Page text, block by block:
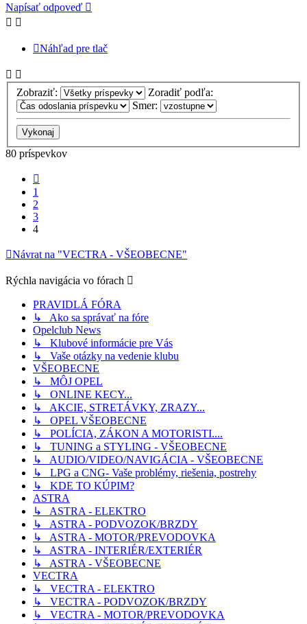
Napísať odpoveď
Náhľad pre tlač
Zobraziť:
Zoradiť podľa:
Smer:
80 príspevkov
1
2
3
4
Návrat na "VECTRA - VŠEOBECNE"
Rýchla navigácia vo fórach
PRAVIDLÁ FÓRA
↳ Ako sa správať na fóre
Opelclub News
↳ Klubové informácie pre Vás
↳ Vaše otázky na vedenie klubu
VŠEOBECNE
↳ MÔJ OPEL
↳ ONLINE KECY...
↳ AKCIE, STRETÁVKY, ZRAZY...
↳ OPEL VŠEOBECNE
↳ POLÍCIA, ZÁKON A MOTORISTI....
↳ TUNING a STYLING - VŠEOBECNE
↳ AUDIO/VIDEO/NAVIGÁCIA - VŠEOBECNE
↳ LPG a CNG- Vaše problémy, riešenia, postrehy
↳ KDE TO KÚPIM?
ASTRA
↳ ASTRA - ELEKTRO
↳ ASTRA - PODVOZOK/BRZDY
↳ ASTRA - MOTOR/PREVODOVKA
↳ ASTRA - INTERIÉR/EXTERIÉR
↳ ASTRA - VŠEOBECNE
VECTRA
↳ VECTRA - ELEKTRO
↳ VECTRA - PODVOZOK/BRZDY
↳ VECTRA - MOTOR/PREVODOVKA